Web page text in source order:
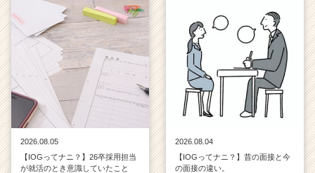
2026.08.05
【IOGってナニ？】26卒採用担当
が就活のとき意識していたこと
2026.08.04
【IOGってナニ？】昔の面接と今
の面接の違い。